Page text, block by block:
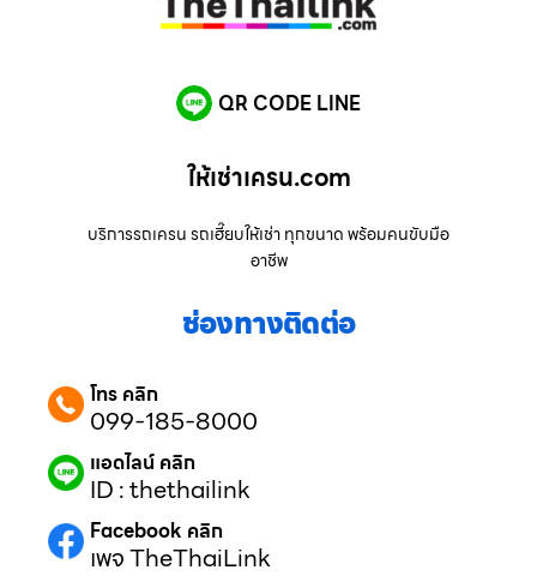
QR CODE LINE
ให้เช่าเครน.com
บริการรถเครน รถเฮี๊ยบให้เช่า ทุกขนาด พร้อมคนขับมือ
อาชีพ
ช่องทางติดต่อ
โทร คลิก
099-185-8000
แอดไลน์ คลิก
ID : thethailink
Facebook คลิก
เพจ TheThaiLink